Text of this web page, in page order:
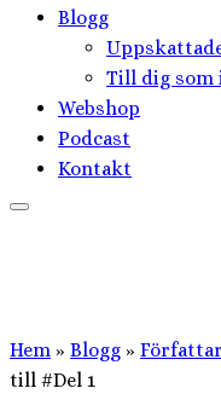
Blogg
Till dig som
Webshop
Podcast
Kontakt
Hem » Blogg »
till #Del 1